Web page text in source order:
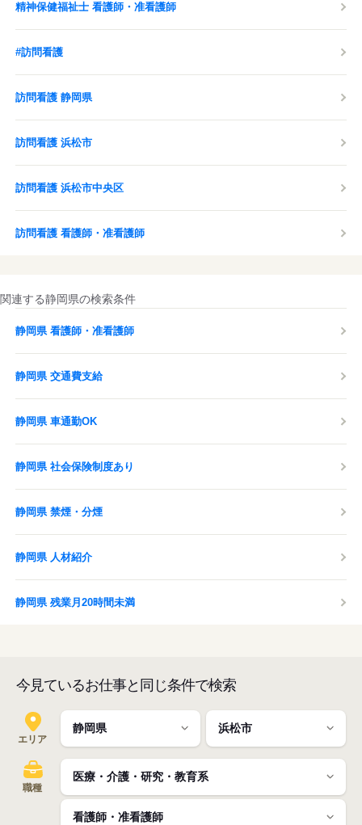
精神保健福祉士 看護師・准看護師
#訪問看護
訪問看護 静岡県
訪問看護 浜松市
訪問看護 浜松市中央区
訪問看護 看護師・准看護師
関連する静岡県の検索条件
静岡県 看護師・准看護師
静岡県 交通費支給
静岡県 車通勤OK
静岡県 社会保険制度あり
静岡県 禁煙・分煙
静岡県 人材紹介
静岡県 残業月20時間未満
今見ているお仕事と同じ条件で検索
エリア
職種